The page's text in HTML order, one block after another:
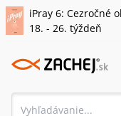
iPray 6: Cezročné
18. - 26. týždeň